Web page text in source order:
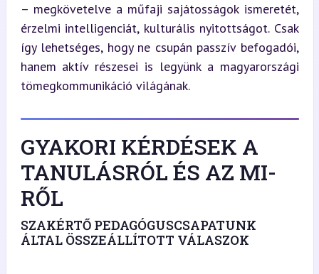
– megkövetelve a műfaji sajátosságok ismeretét,
érzelmi intelligenciát, kulturális nyitottságot. Csak
így lehetséges, hogy ne csupán passzív befogadói,
hanem aktív részesei is legyünk a magyarországi
tömegkommunikáció világának.
GYAKORI KÉRDÉSEK A
TANULÁSRÓL ÉS AZ MI-
RŐL
SZAKÉRTŐ PEDAGÓGUSCSAPATUNK
ÁLTAL ÖSSZEÁLLÍTOTT VÁLASZOK